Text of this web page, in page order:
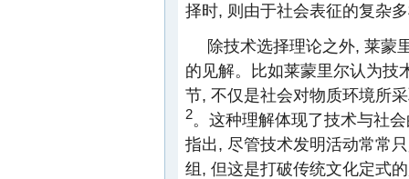
择时, 则由于社会表征的复杂
除技术选择理论之外, 莱蒙
的见解。比如莱蒙里尔认为技
节, 不仅是社会对物质环境所
2。这种理解体现了技术与社
指出, 尽管技术发明活动常常
组, 但这是打破传统文化定式